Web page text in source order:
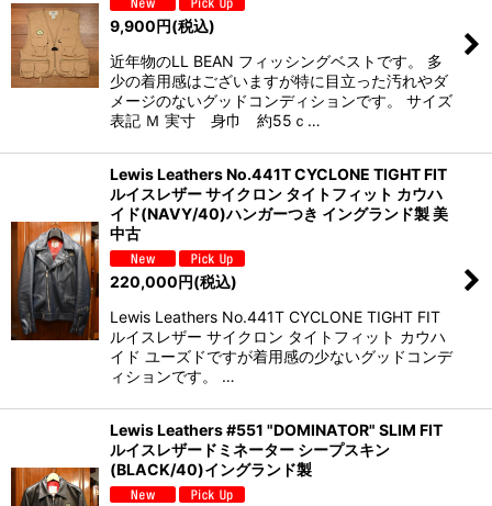
9,900円(税込)
近年物のLL BEAN フィッシングベストです。 多
少の着用感はございますが特に目立った汚れやダ
メージのないグッドコンディションです。 サイズ
表記 Ｍ 実寸 身巾 約55ｃ…
Lewis Leathers No.441T CYCLONE TIGHT FIT
ルイスレザー サイクロン タイトフィット カウハ
イド(NAVY/40)ハンガーつき イングランド製 美
中古
220,000円(税込)
Lewis Leathers No.441T CYCLONE TIGHT FIT
ルイスレザー サイクロン タイトフィット カウハ
イド ユーズドですが着用感の少ないグッドコンデ
ィションです。 …
Lewis Leathers #551 "DOMINATOR" SLIM FIT
ルイスレザードミネーター シープスキン
(BLACK/40)イングランド製